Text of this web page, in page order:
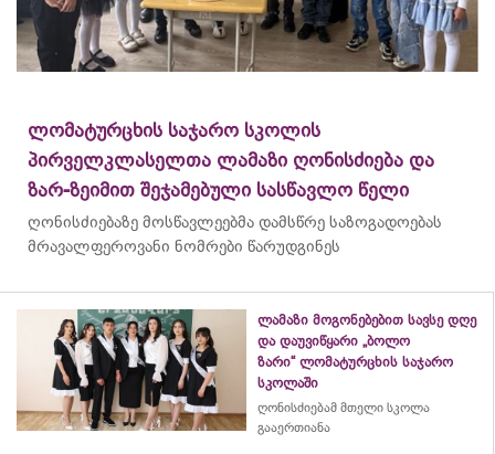
ლომატურცხის საჯარო სკოლის
პირველკლასელთა ლამაზი ღონისძიება და
ზარ-ზეიმით შეჯამებული სასწავლო წელი
ღონისძიებაზე მოსწავლეებმა დამსწრე საზოგადოებას
მრავალფეროვანი ნომრები წარუდგინეს
ლამაზი მოგონებებით სავსე დღე
და დაუვიწყარი „ბოლო
ზარი“ ლომატურცხის საჯარო
სკოლაში
ღონისძიებამ მთელი სკოლა
გააერთიანა